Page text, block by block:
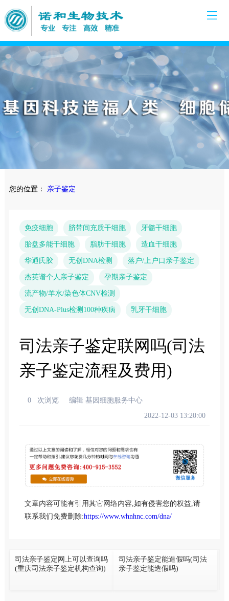
您的位置： 亲子鉴定
免疫细胞 脐带间充质干细胞 牙髓干细胞
胎盘多能干细胞 脂肪干细胞 造血干细胞
华通氏胶 无创DNA检测 落户/上户口亲子鉴定
杰英谱个人亲子鉴定 孕期亲子鉴定
流产物/羊水/染色体CNV检测
无创DNA-Plus检测100种疾病 乳牙干细胞
司法亲子鉴定联网吗(司法
亲子鉴定流程及费用)
0 次浏览
编辑 基因细胞服务中心
2022-12-03 13:20:00
文章内容可能有引用其它网络内容,如有侵害您的权益,请
联系我们免费删除:https://www.whnhnc.com/dna/
司法亲子鉴定网上可以查询吗
(重庆司法亲子鉴定机构查询)
司法亲子鉴定能造假吗(司法
亲子鉴定能造假吗)